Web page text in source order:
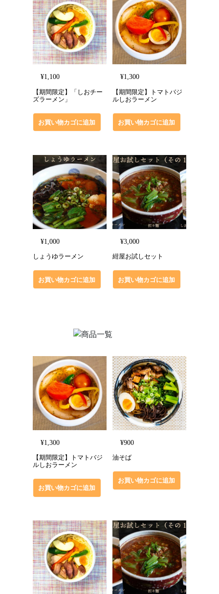
¥1,100
【期間限定】「しおチー
ズラーメン」
お買い物カゴに追加
¥1,300
【期間限定】トマトバジ
ルしおラーメン
お買い物カゴに追加
¥1,000
しょうゆラーメン
お買い物カゴに追加
¥3,000
紺屋お試しセット
お買い物カゴに追加
¥1,300
【期間限定】トマトバジ
ルしおラーメン
お買い物カゴに追加
¥900
油そば
お買い物カゴに追加